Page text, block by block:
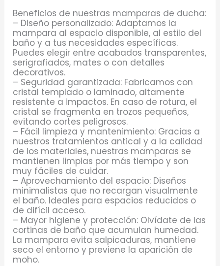
Beneficios de nuestras mamparas de ducha:
– Diseño personalizado: Adaptamos la
mampara al espacio disponible, al estilo del
baño y a tus necesidades específicas.
Puedes elegir entre acabados transparentes,
serigrafiados, mates o con detalles
decorativos.
– Seguridad garantizada: Fabricamos con
cristal templado o laminado, altamente
resistente a impactos. En caso de rotura, el
cristal se fragmenta en trozos pequeños,
evitando cortes peligrosos.
– Fácil limpieza y mantenimiento: Gracias a
nuestros tratamientos antical y a la calidad
de los materiales, nuestras mamparas se
mantienen limpias por más tiempo y son
muy fáciles de cuidar.
– Aprovechamiento del espacio: Diseños
minimalistas que no recargan visualmente
el baño. Ideales para espacios reducidos o
de difícil acceso.
– Mayor higiene y protección: Olvídate de las
cortinas de baño que acumulan humedad.
La mampara evita salpicaduras, mantiene
seco el entorno y previene la aparición de
moho.